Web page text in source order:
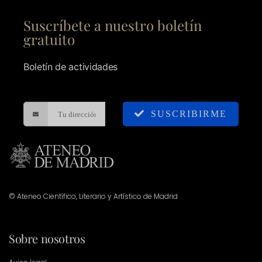
Suscríbete a nuestro boletín
gratuito
Boletín de actividades
SUSCRIBIRME
© Ateneo Científico, Literario y Artístico de Madrid
Sobre nosotros